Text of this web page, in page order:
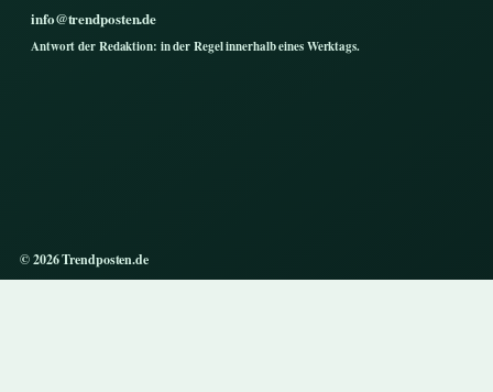
info@trendposten.de
Antwort der Redaktion: in der Regel innerhalb eines Werktags.
© 2026 Trendposten.de